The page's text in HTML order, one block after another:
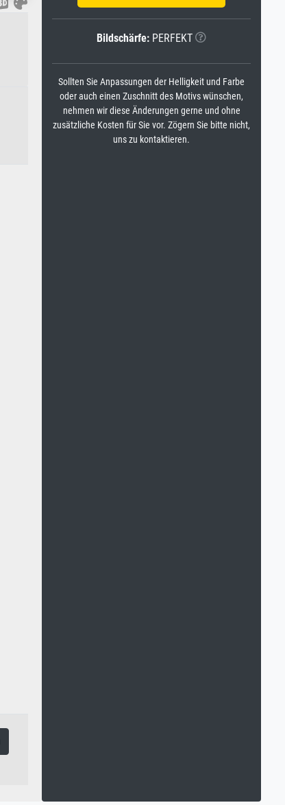
Bildschärfe: PERFEKT
Sollten Sie Anpassungen der Helligkeit und Farbe
oder auch einen Zuschnitt des Motivs wünschen,
nehmen wir diese Änderungen gerne und ohne
zusätzliche Kosten für Sie vor. Zögern Sie bitte nicht,
uns zu kontaktieren.